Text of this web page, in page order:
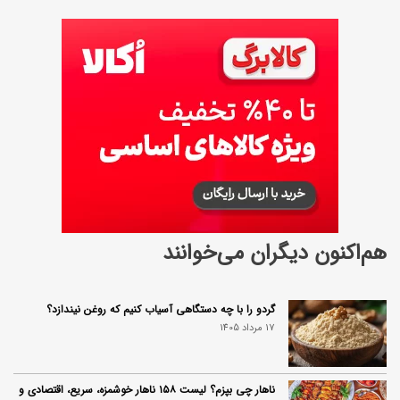
هم‌اکنون دیگران می‌خوانند
گردو را با چه دستگاهی آسیاب کنیم که روغن نیندازد؟
17 مرداد 1405
ناهار چی بپزم؟ لیست ۱۵۸ ناهار خوشمزه، سریع، اقتصادی و